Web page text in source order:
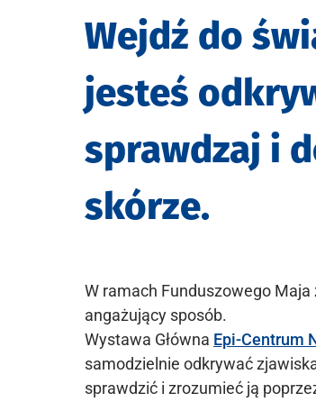
Wejdź do
jesteś
sprawdzaj i
skórze.
W ramach Funduszowego
angażujący sposób.
Wystawa Główna Epi-Centrum
samodzielnie odkrywać
sprawdzić i zrozumieć ją